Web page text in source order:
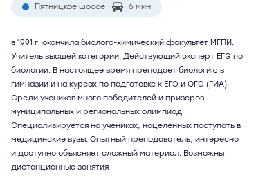
Пятницкое шоссе 6 мин
в 1991 г. окончила биолого-химический факультет МГПИ.
Учитель высшей категории. Действующий эксперт ЕГЭ по
биологии. В настоящее время преподает биологию в
гимназии и на курсах по подготовке к ЕГЭ и ОГЭ (ГИА).
Среди учеников много победителей и призеров
муниципальных и региональных олимпиад.
Специализируется на учениках, нацеленных поступать в
медицинские вузы. Опытный преподаватель, интересно
и доступно объясняет сложный материал. Возможны
дистанционные занятия